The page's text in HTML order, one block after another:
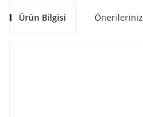
Ürün Bilgisi Önerileriniz